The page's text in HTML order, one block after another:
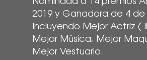
2019 y Ganadora de 4 de
Incluyendo Mejor Actriz (
Mejor Música, Mejor
Mejor Vestuario.